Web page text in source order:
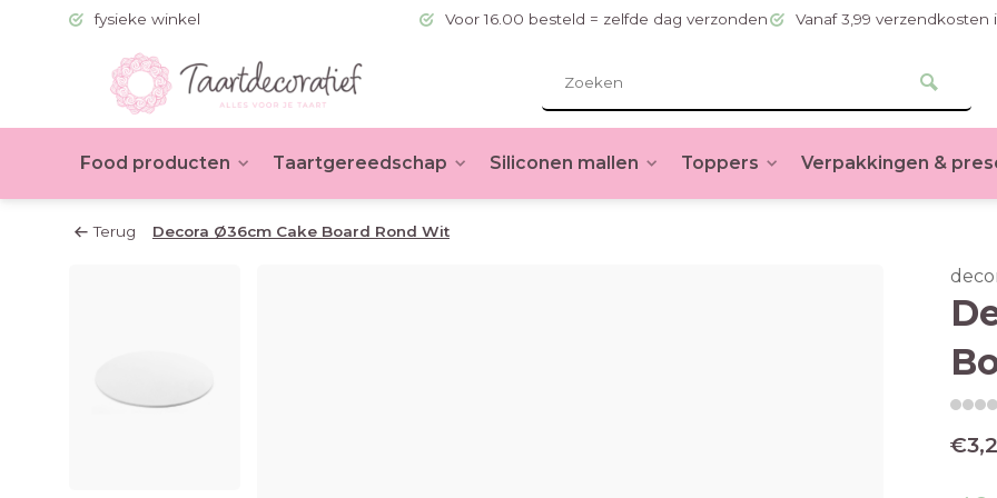
fysieke winkel Voor 16.00 besteld = zelfde dag verzonden Vanaf 3,99 verzendkosten
Food producten Taartgereedschap Siliconen mallen Toppers Verpakkingen &
Terug Decora Ø36cm Cake Board Rond Wit